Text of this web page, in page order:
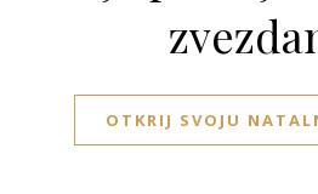
OTKRIJ SVOJU